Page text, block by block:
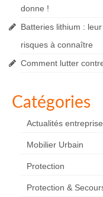
donne !
Batteries lithium :
risques à connaître
Comment lutter
Catégories
Actualités entreprise
Mobilier Urbain
Protection
Protection &